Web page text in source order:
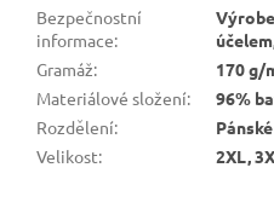
Bezpečnostní
informace:
Gramáž:
170 g/
Materiálové složení:
96%
Rozdělení:
Pánské
Velikost: 2XL,